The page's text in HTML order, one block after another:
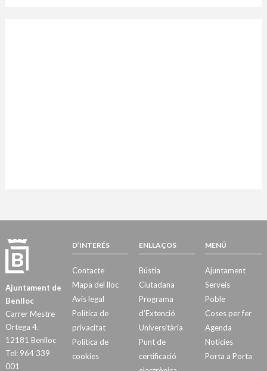
Ajuntament de
Benlloc
Carrer Mestre
Ortega 4.
12181 Benlloc
Tel: 964 339
001
D’INTERÉS
Contacte
Mapa del lloc
Avís legal
Política de
privacitat
Política de
cookies
ENLLAÇOS
Bústia
Ciutadana
Programa
d’Extenció
Universitària
Punt de
certificació
MENÚ
Ajuntament
Serveis
Poble
Coses per fer
Agenda
Notícies
Porta a Porta